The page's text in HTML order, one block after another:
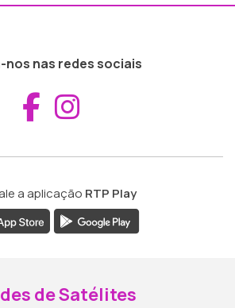
nos nas redes sociais
Aceder ao
a aplicação RTP Play
de Satélites